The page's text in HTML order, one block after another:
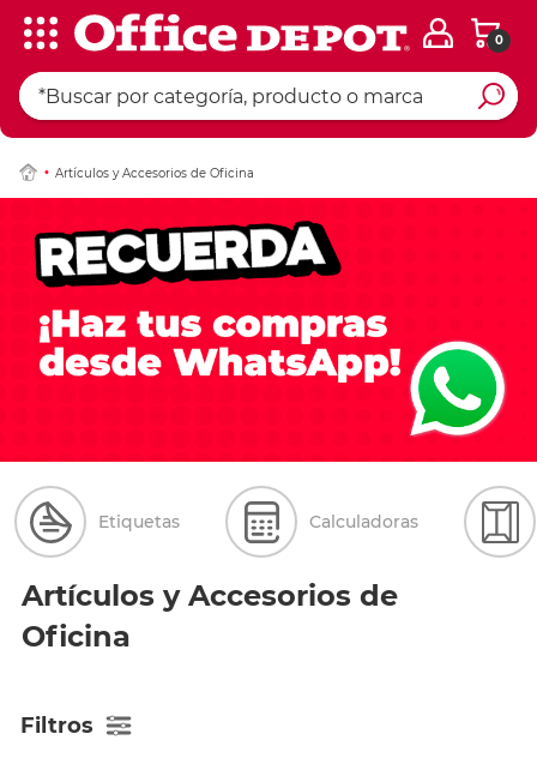
0
Artículos y Accesorios de Oficina
Etiquetas Calculadoras
Artículos y Accesorios de
Oficina
Filtros